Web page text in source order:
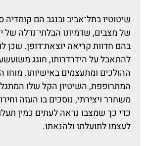
שיטוטיו בתל־אביב ובנגב הם קומדיה
של מצבים, שדמיונו הבלתי־נדלה של
בהם חדוות קריאה יוצאת־דופן. שכן
להתאבל על הידרדרותו, חוגג
ההולכים ומתעצמים באישיותו. מוחו
המתרופפת, השיטיון הקל שלו
משחרר ויצירתי, נוסכים בו העזה
כדי כך שמצבו נראה לעתים כמין
לעצמו לתועלתו ולהֹנאתו.